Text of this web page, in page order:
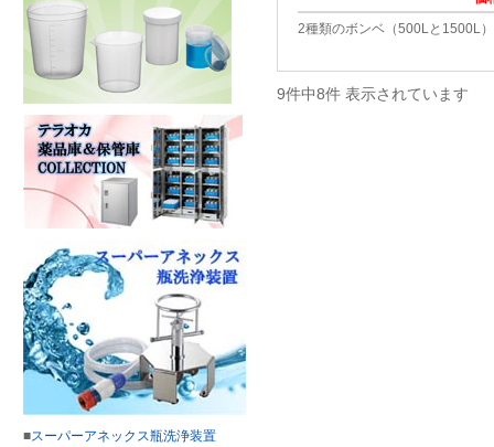
■スーパーアネックス瓶洗浄装置
2種類のボンベ（500Lと1500L
9件中8件 表示されています